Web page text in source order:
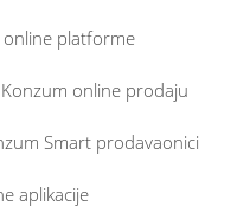
online platforme
online prodaju
Smart prodavaonici
aplikacije